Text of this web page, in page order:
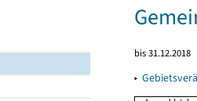
bis 31.12.2018
▸